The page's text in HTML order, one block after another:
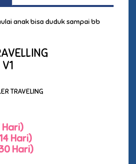
anak bisa duduk sampai bb
TRAVELING
Hari)
Hari)
Hari)